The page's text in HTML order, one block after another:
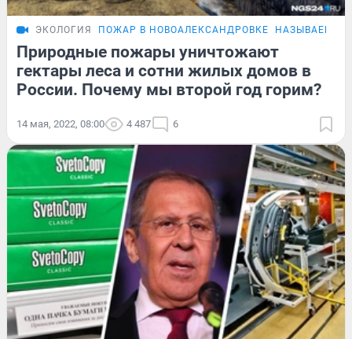
ЭКОЛОГИЯ ПОЖАР В НОВОАЛЕКСАНДРОВКЕ НАЗЫВАЕВСК
Природные пожары уничтожают
гектары леса и сотни жилых домов в
России. Почему мы второй год горим?
14 мая, 2022, 08:00 4 487 6